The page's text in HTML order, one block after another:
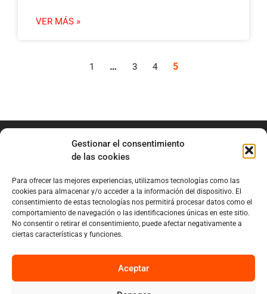
Gestionar el consentimiento
de las cookies
Para ofrecer las mejores experiencias, utilizamos tecnologías como las
cookies para almacenar y/o acceder a la información del dispositivo. El
consentimiento de estas tecnologías nos permitirá procesar datos como el
comportamiento de navegación o las identificaciones únicas en este sitio.
No consentir o retirar el consentimiento, puede afectar negativamente a
ciertas características y funciones.
Aceptar
VER MÁS »
1 … 3 4 5
info@marianobraga.com
BRAGA Academia
Podcast
Sobre Mariano